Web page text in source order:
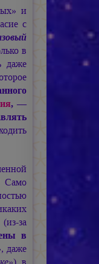
и
с
в
даже
, —
Само
за
в
даже